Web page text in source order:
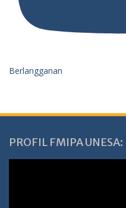
Berlangganan
PROFIL FMIPA UNESA: